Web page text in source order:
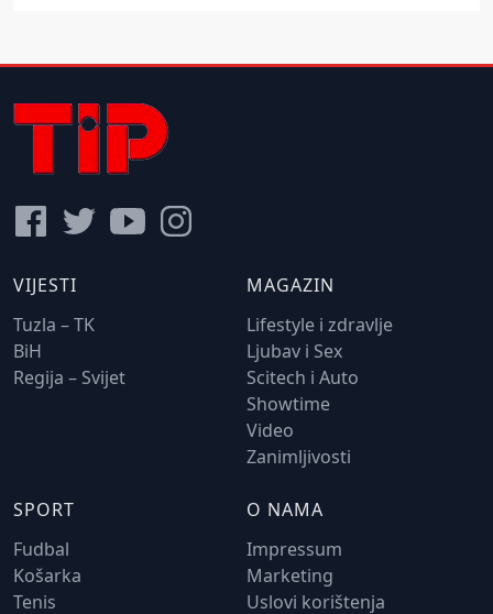
VIJESTI
Tuzla – TK
BiH
Regija – Svijet
MAGAZIN
Lifestyle i zdravlje
Ljubav i Sex
Scitech i Auto
Showtime
Video
Zanimljivosti
SPORT
Fudbal
Košarka
Tenis
O NAMA
Impressum
Marketing
Uslovi korištenja